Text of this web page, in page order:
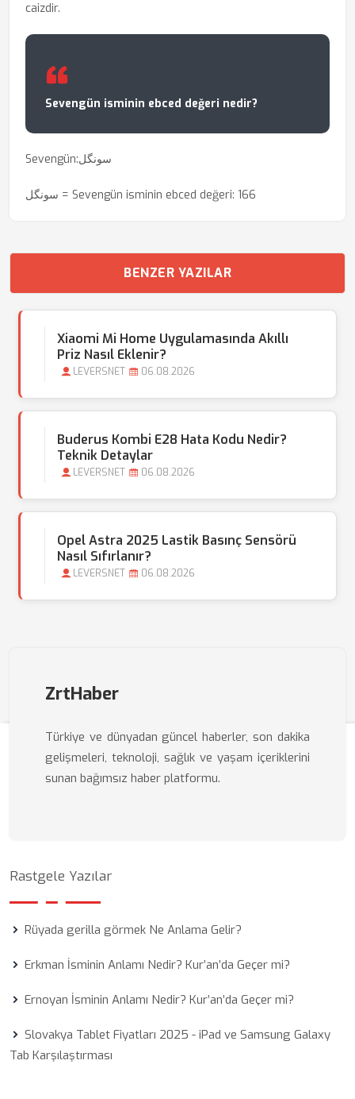
caizdir.
Sevengün isminin ebced değeri nedir?
Sevengün:سونگل
سونگل = Sevengün isminin ebced değeri: 166
BENZER YAZILAR
Xiaomi Mi Home Uygulamasında Akıllı
Priz Nasıl Eklenir?
LEVERSNET 06.08.2026
Buderus Kombi E28 Hata Kodu Nedir?
Teknik Detaylar
LEVERSNET 06.08.2026
Opel Astra 2025 Lastik Basınç Sensörü
Nasıl Sıfırlanır?
LEVERSNET 06.08.2026
ZrtHaber
Türkiye ve dünyadan güncel haberler, son dakika
gelişmeleri, teknoloji, sağlık ve yaşam içeriklerini
sunan bağımsız haber platformu.
Rastgele Yazılar
Rüyada gerilla görmek Ne Anlama Gelir?
Erkman İsminin Anlamı Nedir? Kur’an’da Geçer mi?
Ernoyan İsminin Anlamı Nedir? Kur’an’da Geçer mi?
Slovakya Tablet Fiyatları 2025 - iPad ve Samsung Galaxy
Tab Karşılaştırması